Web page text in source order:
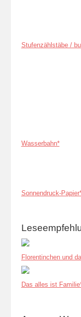
Stufenzählstäbe /
Wasserbahn*
Sonnendruck-
Florentinchen und
Das alles ist